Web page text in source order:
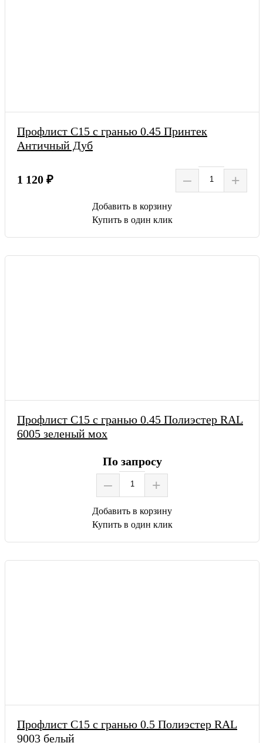
Профлист C15 с гранью 0.45 Принтек
Античный Дуб
1 120 ₽ – +
Добавить в корзину
Купить в один клик
Профлист С15 с гранью 0.45 Полиэстер RAL
6005 зеленый мох
По запросу
– +
Добавить в корзину
Купить в один клик
Профлист С15 с гранью 0.5 Полиэстер RAL
9003 белый